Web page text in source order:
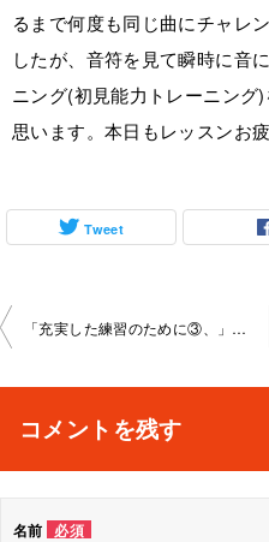
るまで何度も同じ曲にチャレ
したが、音符を見て瞬時に音
ニング(初見能力トレーニング
思います。本日もレッスンお疲
Tweet
投
ビ
「充実した練習のために③、」境町教室2023-02-25-­no0023-­1065
コメントを残す
名前 必須